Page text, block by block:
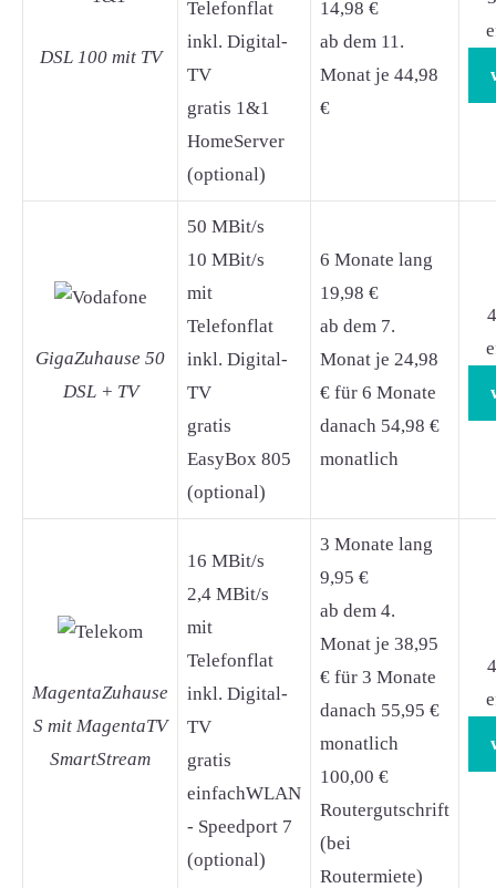
DSL 100 mit TV
Telefonflat
inkl. Digital-
TV
gratis 1&1
HomeServer
(optional)
14,98 €
ab dem 11.
Monat je 44,98
€
GigaZuhause 50
DSL + TV
50 MBit/s
10 MBit/s
mit
Telefonflat
inkl. Digital-
TV
gratis
EasyBox 805
(optional)
6 Monate lang
19,98 €
ab dem 7.
Monat je 24,98
€ für 6 Monate
danach 54,98 €
monatlich
MagentaZuhause
S mit MagentaTV
SmartStream
16 MBit/s
2,4 MBit/s
mit
Telefonflat
inkl. Digital-
TV
gratis
einfachWLAN
- Speedport 7
(optional)
3 Monate lang
9,95 €
ab dem 4.
Monat je 38,95
€ für 3 Monate
danach 55,95 €
monatlich
100,00 €
Routergutschrift
(bei
Routermiete)